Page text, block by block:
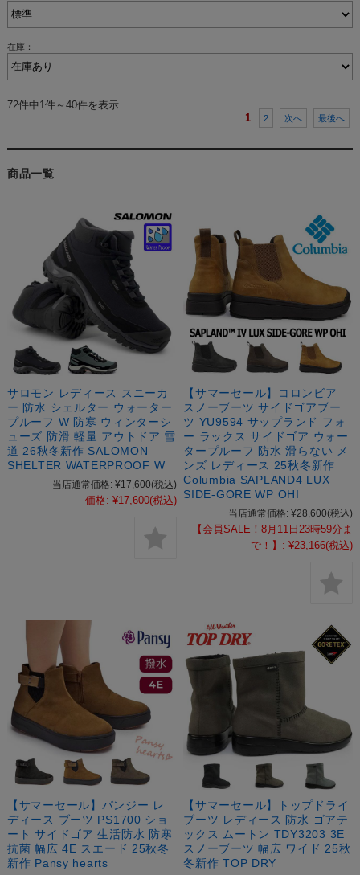
在庫：
72件中1件～40件を表示
1
2 次へ 最後へ
商品一覧
サロモン レディース スニーカ
ー 防水 シェルター ウォーター
プルーフ W 防寒 ウィンターシ
ューズ 防滑 軽量 アウトドア 雪
道 26秋冬新作 SALOMON
SHELTER WATERPROOF W
当店通常価格: ¥17,600(税込)
価格: ¥17,600(税込)
【サマーセール】コロンビア
スノーブーツ サイドゴアブー
ツ YU9594 サップランド フォ
ー ラックス サイドゴア ウォー
タープルーフ 防水 滑らない メ
ンズ レディース 25秋冬新作
Columbia SAPLAND4 LUX
SIDE-GORE WP OHI
当店通常価格: ¥28,600(税込)
【会員SALE！8月11日23時59分ま
で！】: ¥23,166(税込)
【サマーセール】パンジー レ
ディース ブーツ PS1700 ショ
ート サイドゴア 生活防水 防寒
抗菌 幅広 4E スエード 25秋冬
新作 Pansy hearts
【サマーセール】トップドライ
ブーツ レディース 防水 ゴアテ
ックス ムートン TDY3203 3E
スノーブーツ 幅広 ワイド 25秋
冬新作 TOP DRY